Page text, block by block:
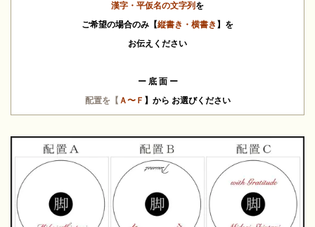
漢字・平仮名の文字列 を
ご希望の場合のみ 【縦書き・横書き 】を
お伝えください
ー 底 面 ー
配置を【 Ａ〜Ｆ 】から お選びください